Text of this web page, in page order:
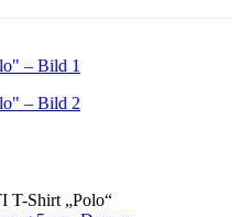
T-Shirt „Polo“